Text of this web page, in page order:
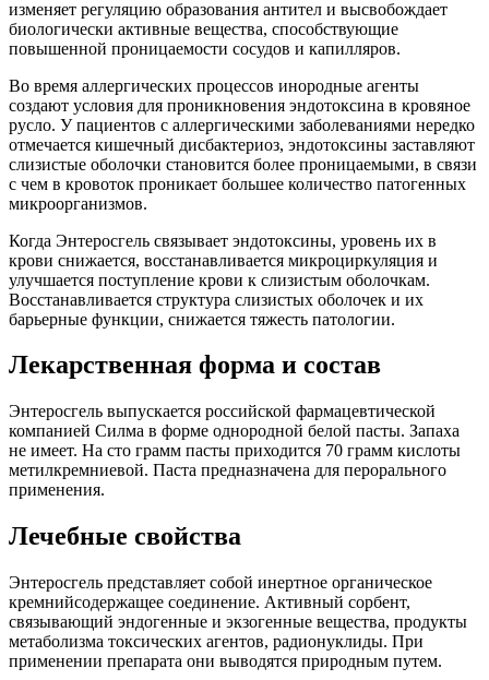
изменяет регуляцию образования антител и высвобождает
биологически активные вещества, способствующие
повышенной проницаемости сосудов и капилляров.
Во время аллергических процессов инородные агенты
создают условия для проникновения эндотоксина в кровяное
русло. У пациентов с аллергическими заболеваниями нередко
отмечается кишечный дисбактериоз, эндотоксины заставляют
слизистые оболочки становится более проницаемыми, в связи
с чем в кровоток проникает большее количество патогенных
микроорганизмов.
Когда Энтеросгель связывает эндотоксины, уровень их в
крови снижается, восстанавливается микроциркуляция и
улучшается поступление крови к слизистым оболочкам.
Восстанавливается структура слизистых оболочек и их
барьерные функции, снижается тяжесть патологии.
Лекарственная форма и состав
Энтеросгель выпускается российской фармацевтической
компанией Силма в форме однородной белой пасты. Запаха
не имеет. На сто грамм пасты приходится 70 грамм кислоты
метилкремниевой. Паста предназначена для перорального
применения.
Лечебные свойства
Энтеросгель представляет собой инертное органическое
кремнийсодержащее соединение. Активный сорбент,
связывающий эндогенные и экзогенные вещества, продукты
метаболизма токсических агентов, радионуклиды. При
применении препарата они выводятся природным путем.